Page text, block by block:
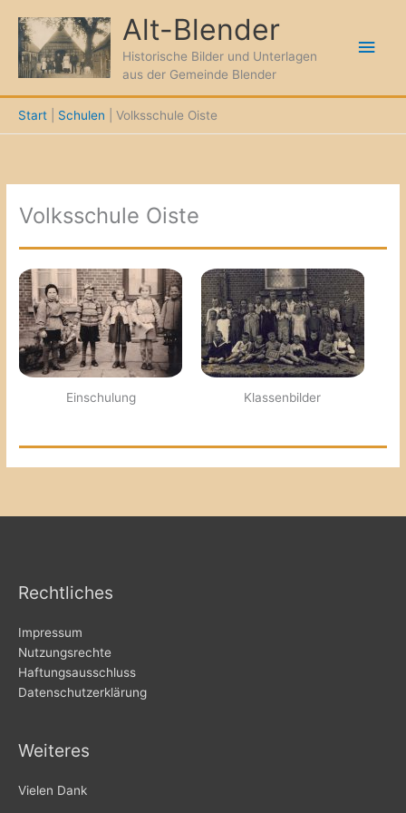
Inhalt
springen
Alt-Blender
Historische Bilder und Unterlagen
aus der Gemeinde Blender
Start Schulen Volksschule Oiste
Volksschule Oiste
Einschulung Klassenbilder
Rechtliches
Impressum
Nutzungsrechte
Haftungsausschluss
Datenschutzerklärung
Weiteres
Vielen Dank